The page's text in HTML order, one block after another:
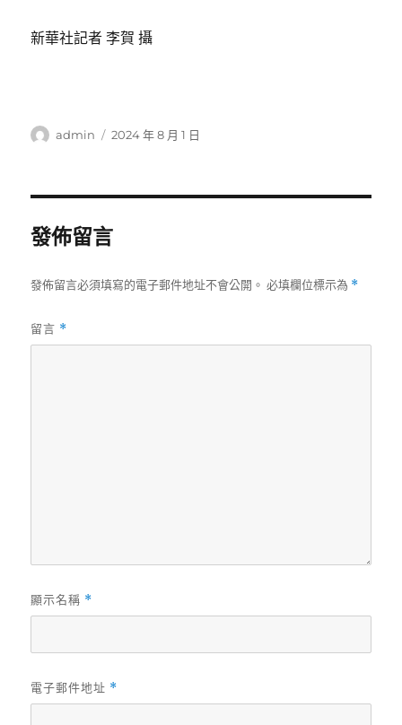
新華社記者 李賀 攝
作
admin
發
2024 年 8 月 1 日
發佈留言
發佈留言必須填寫的電子郵件地址不會公開。 必填欄位標示為 *
留言 *
顯示名稱 *
電子郵件地址 *